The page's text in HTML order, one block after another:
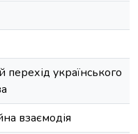
перехід українського
взаємодія